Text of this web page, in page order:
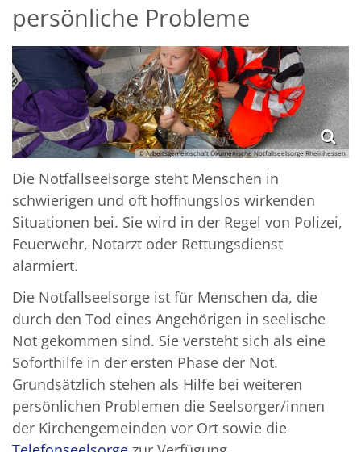
persönliche Probleme
© Arbeitsgemeinschaft Ökumenische Notfallseelsorge Rheinhessen
Die Notfallseelsorge steht Menschen in
schwierigen und oft hoffnungslos wirkenden
Situationen bei. Sie wird in der Regel von Polizei,
Feuerwehr, Notarzt oder Rettungsdienst
alarmiert.
Die Notfallseelsorge ist für Menschen da, die
durch den Tod eines Angehörigen in seelische
Not gekommen sind. Sie versteht sich als eine
Soforthilfe in der ersten Phase der Not.
Grundsätzlich stehen als Hilfe bei weiteren
persönlichen Problemen die Seelsorger/innen
der Kirchengemeinden vor Ort sowie die